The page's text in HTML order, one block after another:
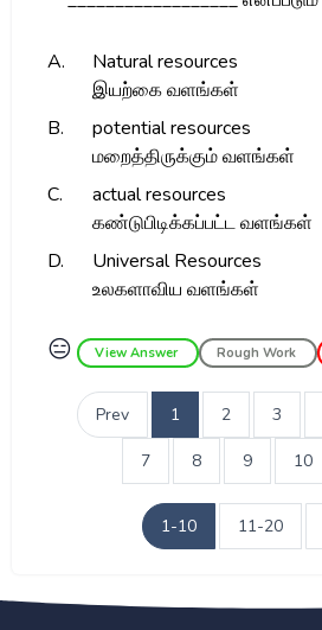
A.
Natural resources
இயற்கை வளங்கள்
B.
potential resources
மறைத்திருக்கும் வளங்கள்
C.
actual resources
கண்டுபிடிக்கப்பட்ட வளங்கள்
D.
Universal Resources
உலகளாவிய வளங்கள்
😑 View Answer Rough Work
Prev 1 2 3
7 8 9 10
1-10 11-20